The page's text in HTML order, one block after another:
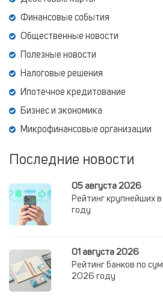
Финансовые события
Общественные новости
Полезные новости
Налоговые решения
Ипотечное кредитование
Бизнес и экономика
Микрофинансовые организации
Последние новости
05 августа 2026
Рейтинг крупнейших
году
01 августа 2026
Рейтинг банков по
2026 году